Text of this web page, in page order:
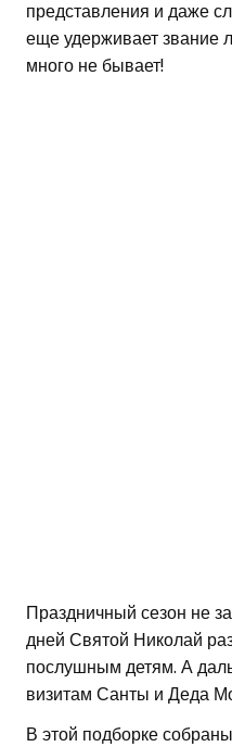
представления и даже
еще удерживает звание
много не бывает!
Праздничный сезон не
дней Святой Николай
послушным детям. А
визитам Санты и Деда
В этой подборке